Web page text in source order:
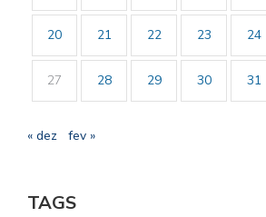
20 21 22 23 24
27 28 29 30 31
« dez fev »
TAGS